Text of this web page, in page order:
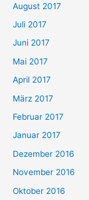
August 2017
Juli 2017
Juni 2017
Mai 2017
April 2017
März 2017
Februar 2017
Januar 2017
Dezember 2016
November 2016
Oktober 2016